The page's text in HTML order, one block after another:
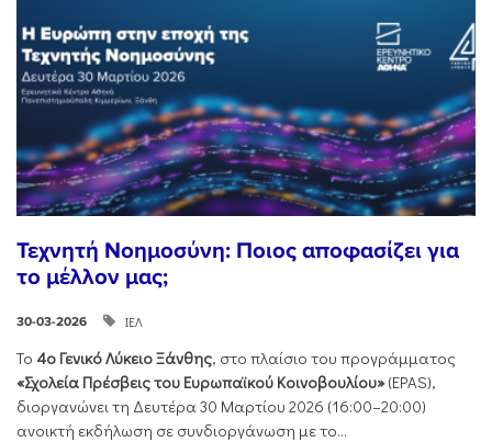
Τεχνητή Νοημοσύνη: Ποιος αποφασίζει για
το μέλλον μας;
30-03-2026 ΙΕΛ
Το 4ο Γενικό Λύκειο Ξάνθης, στο πλαίσιο του προγράμματος
«Σχολεία Πρέσβεις του Ευρωπαϊκού Κοινοβουλίου»(EPAS),
διοργανώνει τη Δευτέρα 30 Μαρτίου 2026 (16:00–20:00)
ανοικτή εκδήλωση σε συνδιοργάνωση με το...